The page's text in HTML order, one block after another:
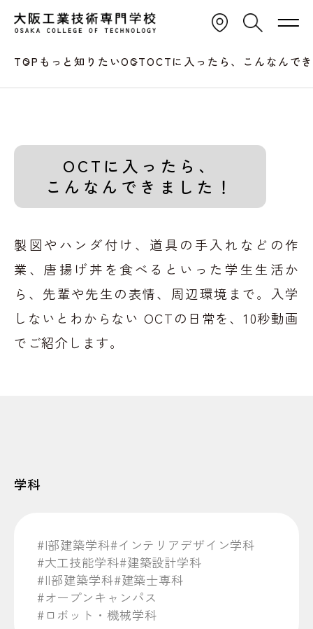
TOP もっと知りたいOCTOCTに入ったら、こんなんで
OCTに入ったら、
こんなんできました！
製図やハンダ付け、道具の手入れなどの作
業、 唐揚げ丼を食べるといった学生生活か
ら、先輩や先生の表情、周辺環境まで。 入学
しないとわからない OCTの日常を、10秒動画
でご紹介します。
学科
#I部建築学科#インテリアデザイン学科
#大工技能学科#建築設計学科
#II部建築学科#建築士専科
#オープンキャンパス
#ロボット・機械学科